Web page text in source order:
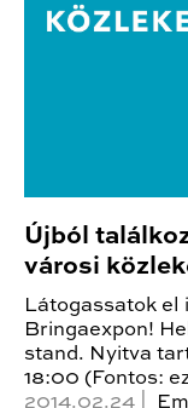
Újból
városi
Látogassatok el
Bringaexpon!
stand. Nyitva
18:00 (Fontos:
2014.02.24 |